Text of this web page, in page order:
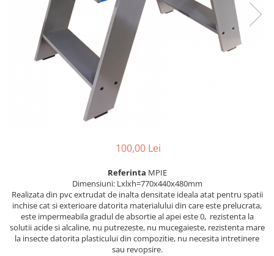
Cosuri Pentru Gunoi
Butoaie pentru vin
Fose Septice
100,00 Lei
Referinta MPIE
Dimensiuni: Lxlxh=770x440x480mm
Realizata din pvc extrudat de inalta densitate ideala atat pentru spatii
inchise cat si exterioare datorita materialului din care este prelucrata,
este impermeabila gradul de absortie al apei este 0, rezistenta la
solutii acide si alcaline, nu putrezeste, nu mucegaieste, rezistenta mare
la insecte datorita plasticului din compozitie, nu necesita intretinere
sau revopsire.